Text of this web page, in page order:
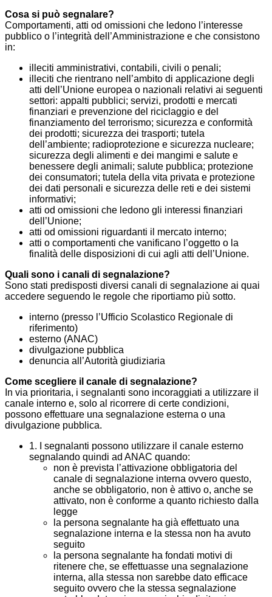
Cosa si può segnalare?
Comportamenti, atti od omissioni che ledono l’interesse
pubblico o l’integrità dell’Amministrazione e che consistono
in:
illeciti amministrativi, contabili, civili o penali;
illeciti che rientrano nell’ambito di applicazione degli
atti dell’Unione europea o nazionali relativi ai seguenti
settori: appalti pubblici; servizi, prodotti e mercati
finanziari e prevenzione del riciclaggio e del
finanziamento del terrorismo; sicurezza e conformità
dei prodotti; sicurezza dei trasporti; tutela
dell’ambiente; radioprotezione e sicurezza nucleare;
sicurezza degli alimenti e dei mangimi e salute e
benessere degli animali; salute pubblica; protezione
dei consumatori; tutela della vita privata e protezione
dei dati personali e sicurezza delle reti e dei sistemi
informativi;
atti od omissioni che ledono gli interessi finanziari
dell’Unione;
atti od omissioni riguardanti il mercato interno;
atti o comportamenti che vanificano l’oggetto o la
finalità delle disposizioni di cui agli atti dell’Unione.
Quali sono i canali di segnalazione?
Sono stati predisposti diversi canali di segnalazione ai quai
accedere seguendo le regole che riportiamo più sotto.
interno (presso l’Ufficio Scolastico Regionale di
riferimento)
esterno (ANAC)
divulgazione pubblica
denuncia all’Autorità giudiziaria
Come scegliere il canale di segnalazione?
In via prioritaria, i segnalanti sono incoraggiati a utilizzare il
canale interno e, solo al ricorrere di certe condizioni,
possono effettuare una segnalazione esterna o una
divulgazione pubblica.
1. I segnalanti possono utilizzare il canale esterno
segnalando quindi ad ANAC quando:
non è prevista l’attivazione obbligatoria del
canale di segnalazione interna ovvero questo,
anche se obbligatorio, non è attivo o, anche se
attivato, non è conforme a quanto richiesto dalla
legge
la persona segnalante ha già effettuato una
segnalazione interna e la stessa non ha avuto
seguito
la persona segnalante ha fondati motivi di
ritenere che, se effettuasse una segnalazione
interna, alla stessa non sarebbe dato efficace
seguito ovvero che la stessa segnalazione